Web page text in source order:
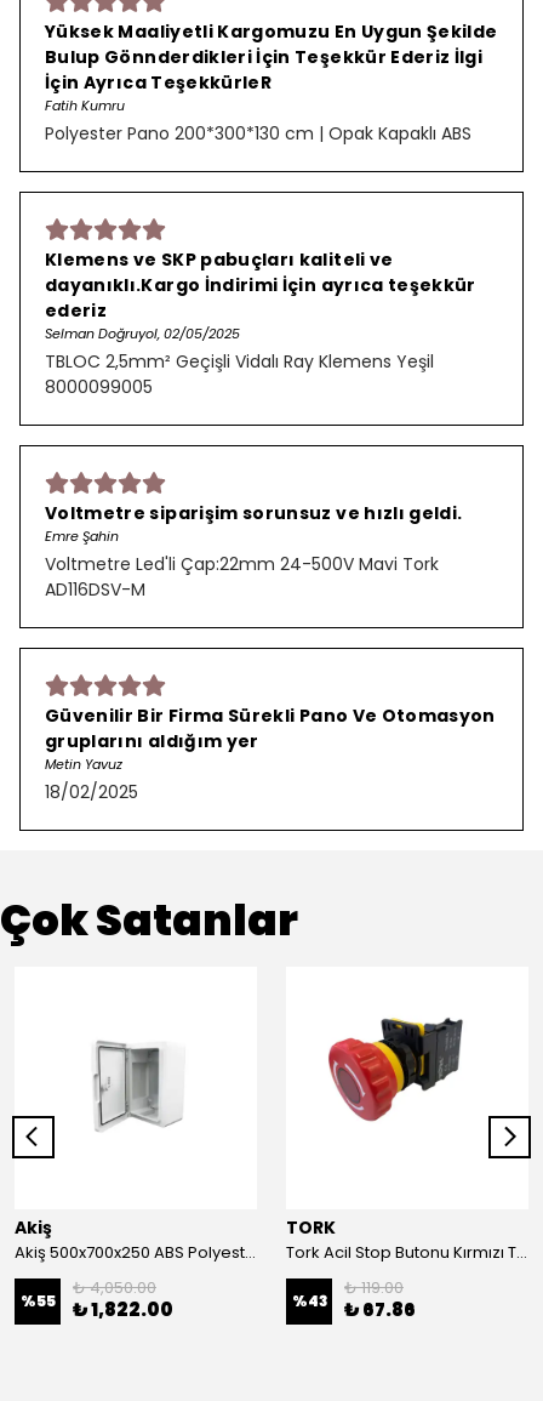
Yüksek Maaliyetli Kargomuzu En Uygun Şekilde
Bulup Gönnderdikleri İçin Teşekkür Ederiz İlgi
İçin Ayrıca TeşekkürleR
Fatih Kumru
Polyester Pano 200*300*130 cm | Opak Kapaklı ABS
Klemens ve SKP pabuçları kaliteli ve
dayanıklı.Kargo İndirimi İçin ayrıca teşekkür
ederiz
Selman Doğruyol, 02/05/2025
TBLOC 2,5mm² Geçişli Vidalı Ray Klemens Yeşil
8000099005
Voltmetre siparişim sorunsuz ve hızlı geldi.
Emre Şahin
Voltmetre Led'li Çap:22mm 24-500V Mavi Tork
AD116DSV-M
Güvenilir Bir Firma Sürekli Pano Ve Otomasyon
gruplarını aldığım yer
Metin Yavuz
18/02/2025
Çok Satanlar
Akiş
Akiş 500x700x250 ABS Polyester Pano | Duvar Pano | Plastik Elektrik Panosu
%55
₺ 4,050.00
₺ 1,822.00
TORK
Tork Acil Stop Butonu Kırmızı TRK-A3-01ZS Acil Durum Butonu | Kırmızı Mantar Tipi NC1
%43
₺ 119.00
₺ 67.86